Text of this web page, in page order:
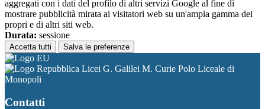
aggregati con i dati del profilo di altri servizi Google al fine di
mostrare pubblicità mirata ai visitatori web su un'ampia gamma dei
propri e di altri siti web.
Durata: sessione
Accetta tutti Salva le preferenze
Licei G. Galilei M. Curie Polo Liceale di
Monopoli
Contatti